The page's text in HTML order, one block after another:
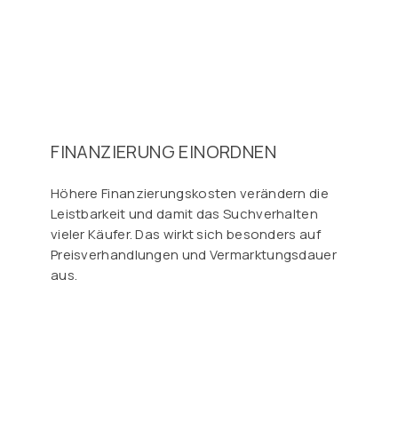
FINANZIERUNG EINORDNEN
Höhere Finanzierungskosten verändern die
Leistbarkeit und damit das Suchverhalten
vieler Käufer. Das wirkt sich besonders auf
Preisverhandlungen und Vermarktungsdauer
aus.